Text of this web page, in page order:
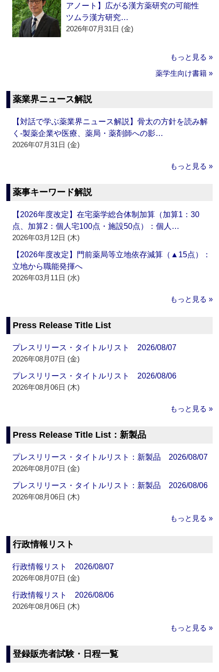
アノート】広がる漢方薬研究の可能性
ツムラ漢方研究…
2026年07月31日 (金)
もっと見る »
薬学生向け書籍 »
薬業界ニュース解説
【対話で学ぶ薬業界ニュース解説】骨太の方針を読み解
く‐製薬企業や医療、薬局・薬剤師への影…
2026年07月31日 (金)
もっと見る »
薬事キーワード解説
【2026年度改定】在宅薬学総合体制加算（加算1：30
点、加算2：個人宅100点・施設50点）：個人…
2026年03月12日 (木)
【2026年度改定】門前薬局等立地依存減算（▲15点）：
立地から職能発揮へ
2026年03月11日 (水)
もっと見る »
Press Release Title List
プレスリリース・タイトルリスト 2026/08/07
2026年08月07日 (金)
プレスリリース・タイトルリスト 2026/08/06
2026年08月06日 (木)
もっと見る »
Press Release Title List：新製品
プレスリリース・タイトルリスト：新製品 2026/08/07
2026年08月07日 (金)
プレスリリース・タイトルリスト：新製品 2026/08/06
2026年08月06日 (木)
もっと見る »
行政情報リスト
行政情報リスト 2026/08/07
2026年08月07日 (金)
行政情報リスト 2026/08/06
2026年08月06日 (木)
もっと見る »
登録販売者試験・日程一覧